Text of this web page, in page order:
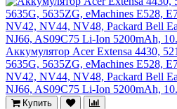
Аккумулятор Acer Extensa 4430,
5635G, 5635ZG, eMachines E528,
NV42, NV44, NV48, Packard Bell
NJ66, AS09C75 Li-Ion 5200mAh,
Купить